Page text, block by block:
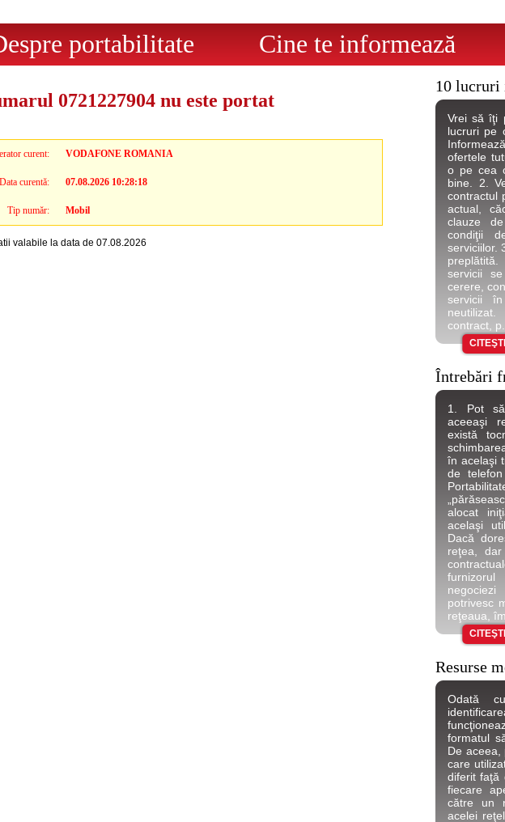
portabilitate Cine te informează
0721227904 nu este portat
curent: VODAFONE ROMANIA
Data curentă: 07.08.2026 10:28:18
Tip număr: Mobil
valabile la data de 07.08.2026
10 lucruri
Vrei să îţi
lucruri pe
ofertele
o pe cea
bine. 2.
contractul
actual,
clauze
condiţii
serviciilor.
servicii
cerere,
servicii
contract, p...
Întrebări
1. Pot
aceeaşi
există
în acelaşi
de
alocat
acelaşi
Dacă
reţea,
potrivesc
reţeaua,
Resurse
Odată
formatul
De aceea,
care
diferit faţă
fiecare
către un
acelei